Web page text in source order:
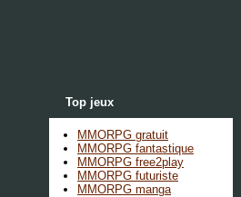
Top jeux
MMORPG gratuit
MMORPG fantastique
MMORPG free2play
MMORPG futuriste
MMORPG manga